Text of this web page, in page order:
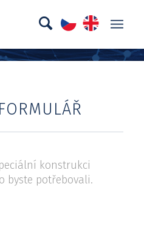
konstrukci
byste potřebovali.